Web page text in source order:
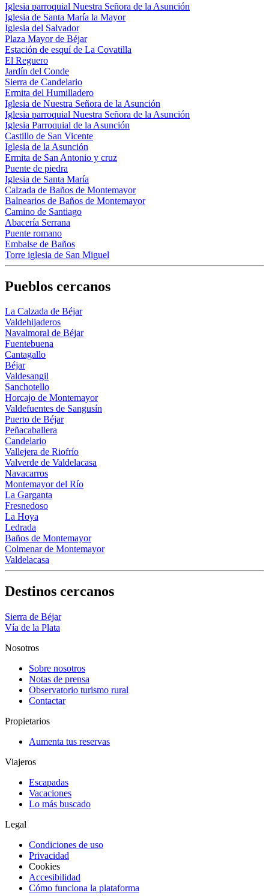
Iglesia parroquial Nuestra Señora de la Asunción
Iglesia de Santa María la Mayor
Iglesia del Salvador
Plaza Mayor de Béjar
Estación de esquí de La Covatilla
El Reguero
Jardín del Conde
Sierra de Candelario
Ermita del Humilladero
Iglesia de Nuestra Señora de la Asunción
Iglesia parroquial Nuestra Señora de la Asunción
Iglesia Parroquial de la Asunción
Castillo de San Vicente
Iglesia de la Asunción
Ermita de San Antonio y cruz
Puente de piedra
Iglesia de Santa María
Calzada de Baños de Montemayor
Balnearios de Baños de Montemayor
Camino de Santiago
Abacería Serrana
Puente romano
Embalse de Baños
Torre iglesia de San Miguel
Pueblos cercanos
La Calzada de Béjar
Valdehijaderos
Navalmoral de Béjar
Fuentebuena
Cantagallo
Béjar
Valdesangil
Sanchotello
Horcajo de Montemayor
Valdefuentes de Sangusín
Puerto de Béjar
Peñacaballera
Candelario
Vallejera de Riofrío
Valverde de Valdelacasa
Navacarros
Montemayor del Río
La Garganta
Fresnedoso
La Hoya
Ledrada
Baños de Montemayor
Colmenar de Montemayor
Valdelacasa
Destinos cercanos
Sierra de Béjar
Vía de la Plata
Nosotros
Sobre nosotros
Notas de prensa
Observatorio turismo rural
Contactar
Propietarios
Aumenta tus reservas
Viajeros
Escapadas
Vacaciones
Lo más buscado
Legal
Condiciones de uso
Privacidad
Cookies
Accesibilidad
Cómo funciona la plataforma